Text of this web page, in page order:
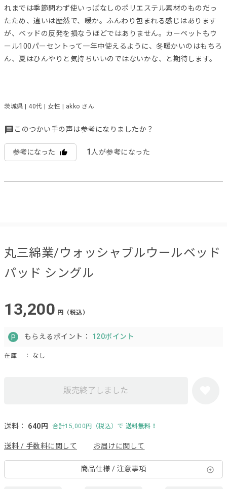
れまでは季節問わず使いっぱなしのポリエステル素材のものだっ
たため、違いは歴然で、暖か。ふんわり包まれる感じはあります
が、ベッドの反発を損なうほどではありません。カーペットもウ
ール100パーセントって一年中使えるように、冬暖かいのはもちろ
ん、夏はひんやりと気持ちいいのではないかな、と期待します。
茨城県 | 40代 | 女性 | akko さん
このつかい手の声は参考になりましたか？
参考になった 1 人が参考になった
丸三綿業/ウォッシャブルウールベッド
パッド シングル
13,200 円（税込）
もらえるポイント： 120ポイント
在庫 ： なし
販売終了しました
送料： 640円 合計15,000円（税込）で 送料無料！
送料 / 手数料に関して お届けに関して
商品仕様 / 注意事項